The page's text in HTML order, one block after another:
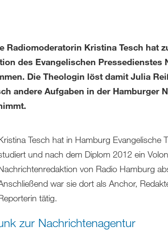
Radiomoderatorin Kristina Tesch hat
des Evangelischen Pressedienstes
Die Theologin löst damit Julia
andere Aufgaben in der Hamburger
Tesch hat in Hamburg Evangelische
und nach dem Diplom 2012 ein
von Radio Hamburg
war sie dort als Anchor,
tätig.
zur Nachrichtenagentur